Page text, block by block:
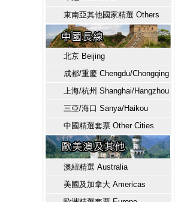
東南亞其他國家精選 Others
北京 Beijing
成都/重慶 Chengdu/Chongqing
上海/杭州 Shanghai/Hangzhou
三亞/海口 Sanya/Haikou
中國精選套票 Other Cities
澳紐精選 Australia
美國及加拿大 Americas